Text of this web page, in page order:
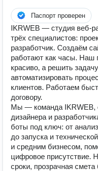
Паспорт проверен
IKRWEB — студия веб-
трёх специалистов:
разработчик. Создаём
работают как часы. Наш
красиво, а решить
автоматизировать
клиентов. Работаем
договору.
Мы — команда IKRWEB,
дизайнера и
боты под ключ: от
до запуска и
и средним бизнесом,
цифровое присутствие.
сроки, прозрачная